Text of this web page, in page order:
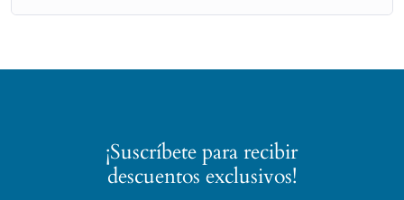
¡Suscríbete para recibir
descuentos exclusivos!